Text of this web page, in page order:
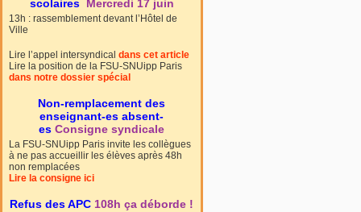
scolaires
Mercredi 17 juin
13h : rassemblement devant l’Hôtel de
Ville
Lire l’appel intersyndical dans cet article
Lire la position de la FSU-SNUipp Paris
dans notre dossier spécial
Non-remplacement des
enseignant-es absent-
es Consigne syndicale
La FSU-SNUipp Paris invite les collègues
à ne pas accueillir les élèves après 48h
non remplacées
Lire la consigne ici
Refus des APC 108h ça déborde !